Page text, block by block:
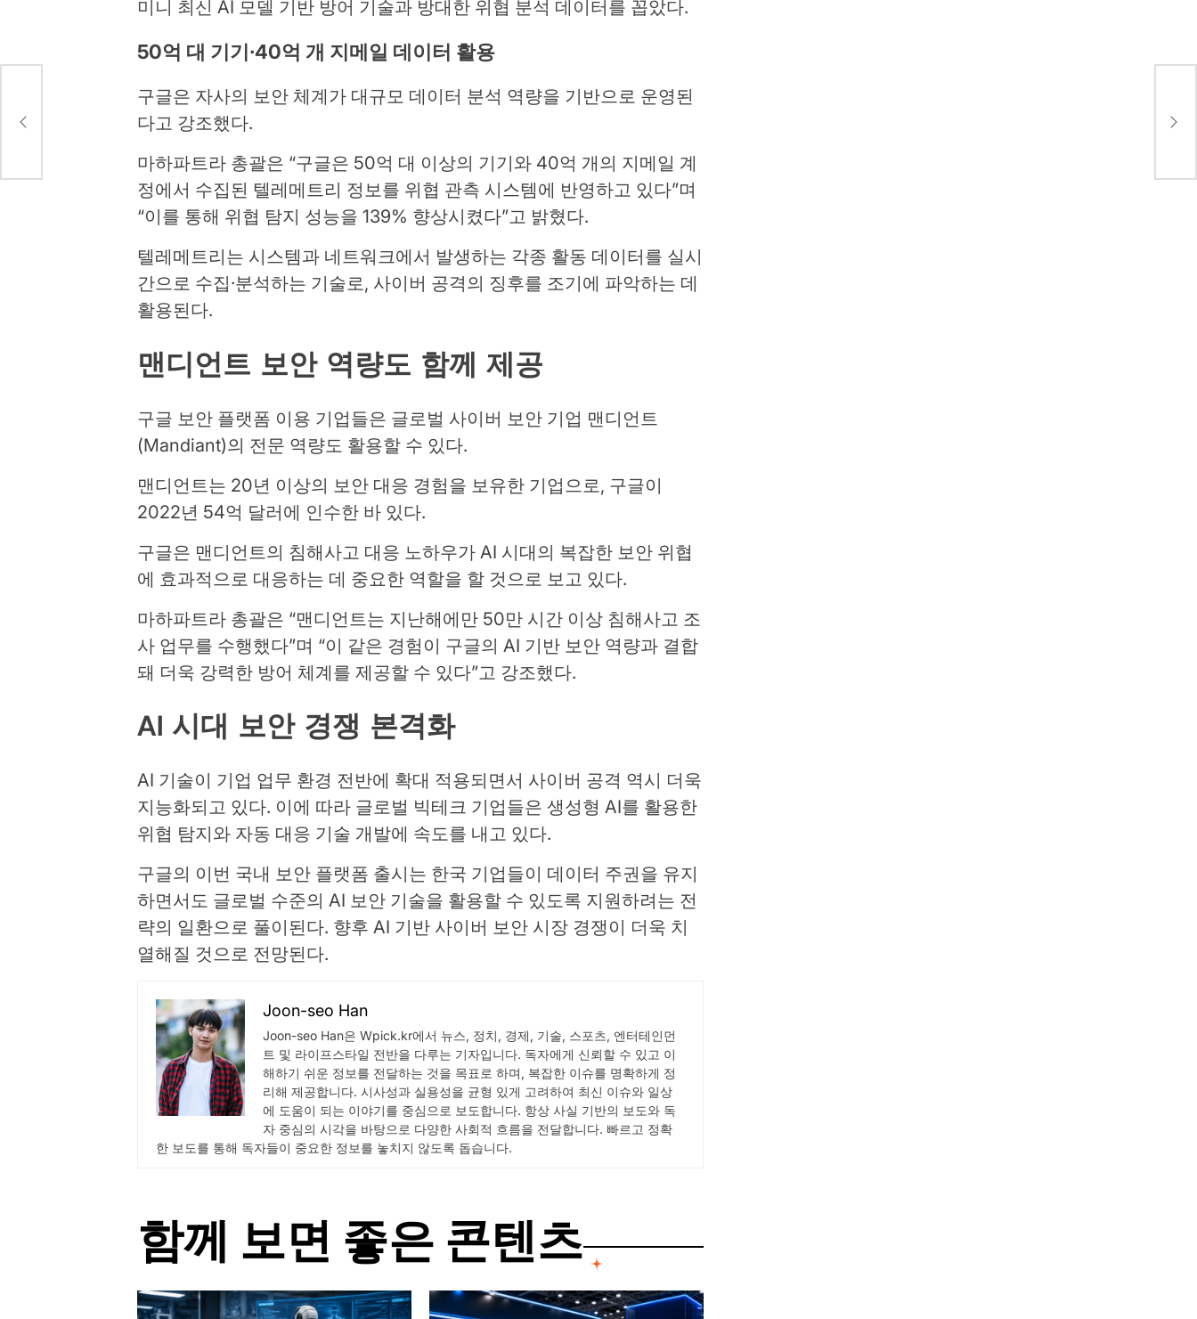
미니 최신 AI 모델 기반 방어 기술과 방대한 위협 분석 데이터를 꼽았다.
50억 대 기기·40억 개 지메일 데이터 활용
구글은 자사의 보안 체계가 대규모 데이터 분석 역량을 기반으로 운영된
다고 강조했다.
마하파트라 총괄은 “구글은 50억 대 이상의 기기와 40억 개의 지메일 계
정에서 수집된 텔레메트리 정보를 위협 관측 시스템에 반영하고 있다”며
“이를 통해 위협 탐지 성능을 139% 향상시켰다”고 밝혔다.
텔레메트리는 시스템과 네트워크에서 발생하는 각종 활동 데이터를 실시
간으로 수집·분석하는 기술로, 사이버 공격의 징후를 조기에 파악하는 데
활용된다.
맨디언트 보안 역량도 함께 제공
구글 보안 플랫폼 이용 기업들은 글로벌 사이버 보안 기업 맨디언트
(Mandiant)의 전문 역량도 활용할 수 있다.
맨디언트는 20년 이상의 보안 대응 경험을 보유한 기업으로, 구글이
2022년 54억 달러에 인수한 바 있다.
구글은 맨디언트의 침해사고 대응 노하우가 AI 시대의 복잡한 보안 위협
에 효과적으로 대응하는 데 중요한 역할을 할 것으로 보고 있다.
마하파트라 총괄은 “맨디언트는 지난해에만 50만 시간 이상 침해사고 조
사 업무를 수행했다”며 “이 같은 경험이 구글의 AI 기반 보안 역량과 결합
돼 더욱 강력한 방어 체계를 제공할 수 있다”고 강조했다.
AI 시대 보안 경쟁 본격화
AI 기술이 기업 업무 환경 전반에 확대 적용되면서 사이버 공격 역시 더욱
지능화되고 있다. 이에 따라 글로벌 빅테크 기업들은 생성형 AI를 활용한
위협 탐지와 자동 대응 기술 개발에 속도를 내고 있다.
구글의 이번 국내 보안 플랫폼 출시는 한국 기업들이 데이터 주권을 유지
하면서도 글로벌 수준의 AI 보안 기술을 활용할 수 있도록 지원하려는 전
략의 일환으로 풀이된다. 향후 AI 기반 사이버 보안 시장 경쟁이 더욱 치
열해질 것으로 전망된다.
Joon-seo Han
Joon-seo Han은 Wpick.kr에서 뉴스, 정치, 경제, 기술, 스포츠, 엔터테인먼
트 및 라이프스타일 전반을 다루는 기자입니다. 독자에게 신뢰할 수 있고 이
해하기 쉬운 정보를 전달하는 것을 목표로 하며, 복잡한 이슈를 명확하게 정
리해 제공합니다. 시사성과 실용성을 균형 있게 고려하여 최신 이슈와 일상
에 도움이 되는 이야기를 중심으로 보도합니다. 항상 사실 기반의 보도와 독
자 중심의 시각을 바탕으로 다양한 사회적 흐름을 전달합니다. 빠르고 정확
한 보도를 통해 독자들이 중요한 정보를 놓치지 않도록 돕습니다.
함께 보면 좋은 콘텐츠
위
우·